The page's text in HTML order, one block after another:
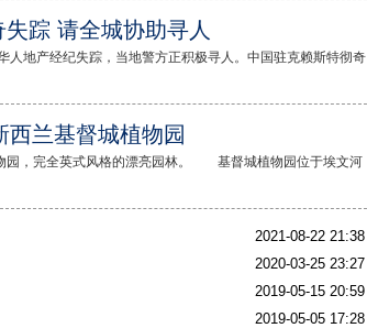
踪 请全城协助寻人
地产经纪失踪，当地警方正积极寻人。中国驻克赖斯特彻奇
西兰基督城植物园
，完全英式风格的漂亮园林。 基督城植物园位于埃文河
2021-08-22 21:38
2020-03-25 23:27
2019-05-15 20:59
2019-05-05 17:28